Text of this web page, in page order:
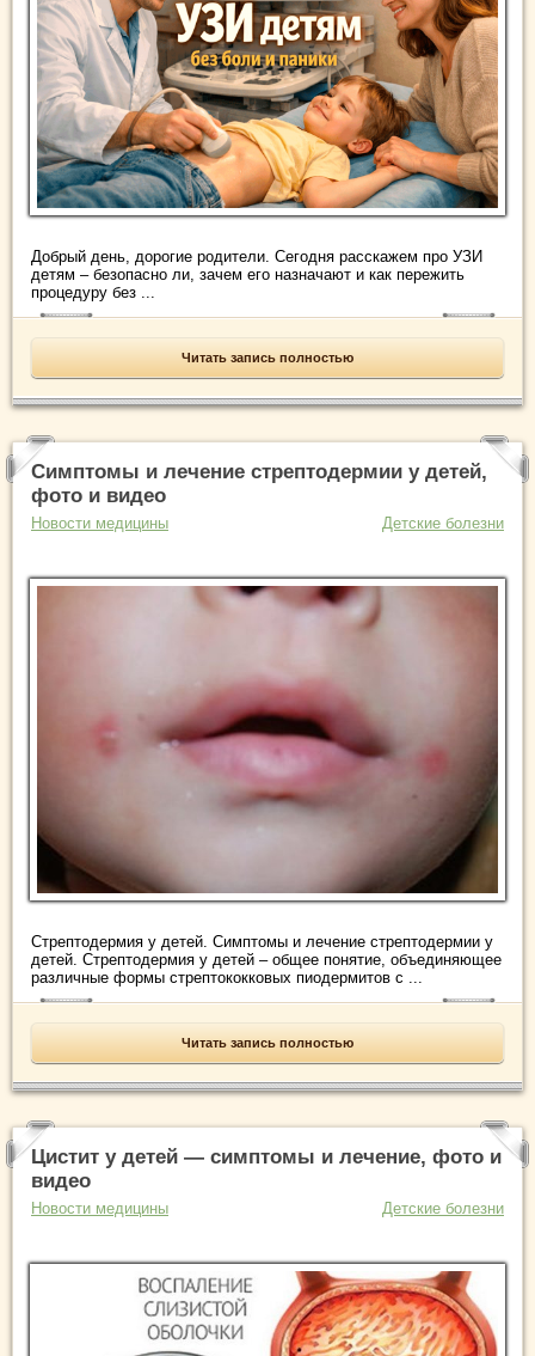
Добрый день, дорогие родители. Сегодня расскажем про УЗИ
детям – безопасно ли, зачем его назначают и как пережить
процедуру без ...
Читать запись полностью
Симптомы и лечение стрептодермии у детей,
фото и видео
Новости медицины Детские болезни
Стрептодермия у детей. Симптомы и лечение стрептодермии у
детей. Стрептодермия у детей – общее понятие, объединяющее
различные формы стрептококковых пиодермитов с ...
Читать запись полностью
Цистит у детей — симптомы и лечение, фото и
видео
Новости медицины Детские болезни